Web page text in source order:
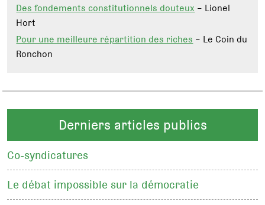
Des fondements constitutionnels douteux– Lionel
Hort
Pour une meilleure répartition des riches– Le Coin du
Ronchon
Derniers articles publics
Co-syndicatures
Le débat impossible sur la démocratie